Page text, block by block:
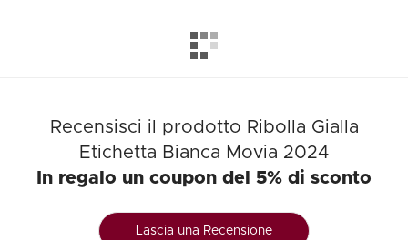
Recensisci il prodotto Ribolla Gialla
Etichetta Bianca Movia 2024
In regalo un coupon del 5% di sconto
Lascia una Recensione